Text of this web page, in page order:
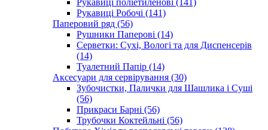
Рукавиці поліетиленові (141)
Рукавиці Робочі (141)
Паперовий ряд (56)
Рушники Паперові (14)
Серветки: Сухі, Вологі та для Диспенсерів
(14)
Туалетний Папір (14)
Аксесуари для сервірування (30)
Зубочистки, Палички для Шашлика і Суші
(56)
Прикраси Барні (56)
Трубочки Коктейльні (56)